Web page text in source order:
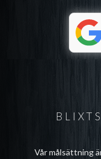
Vår målsättning